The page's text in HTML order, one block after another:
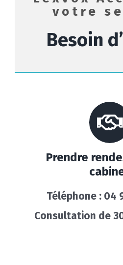
votre
Besoin
Prendre
Téléphone : 04
Consultation de